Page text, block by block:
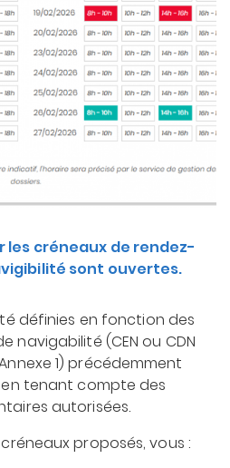
les créneaux de rendez-
sont ouvertes.
définies en fonction des
navigabilité (CEN ou CDN
1) précédemment
en tenant compte des
autorisées.
proposés, vous :